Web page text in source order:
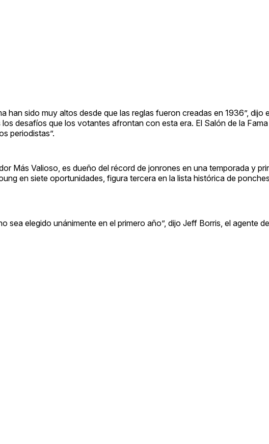
han sido muy altos desde que las reglas fueron creadas en 1936”, dijo
desafíos que los votantes afrontan con esta era. El Salón de la
periodistas”.
Más Valioso, es dueño del récord de jonrones en una temporada y
en siete oportunidades, figura tercera en la lista histórica de
sea elegido unánimente en el primero año”, dijo Jeff Borris, el agente